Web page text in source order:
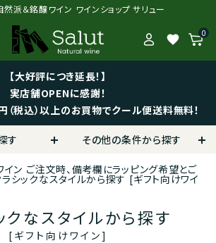
派＆銘醸ワイン ワインショップ サリュー
favorite 0
【大好評につき延長！】
実店舗OPENに感謝！
税込）以上のお買物でクール便送料無料！
す その他の条件から探す
イン ご注文時、備考欄にラッピング希望とご
シックなスタイルから探す [ギフト向けワイ
クなスタイルから探す
[ギフト向けワイン]